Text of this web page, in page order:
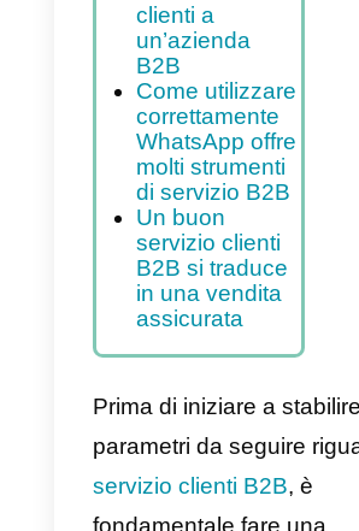
Cosa
caratterizza il
servizio clienti
B2B?
Come offrire un
buon servizio
clienti a
un’azienda
B2B
Come utilizzare
correttamente
WhatsApp offre
molti strumenti
di servizio B2B
Un buon
servizio clienti
B2B si traduce